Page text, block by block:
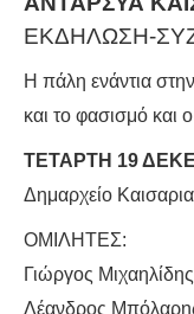
ΕΚΔΗΛΩΣΗ-
Η πάλη ενάντια
και το φασισμό και
ΤΕΤΑΡΤΗ 19
Δημαρχείο
ΟΜΙΛΗΤΕΣ:
Γιώργος Μιχαηλίδης
Λέανδρος